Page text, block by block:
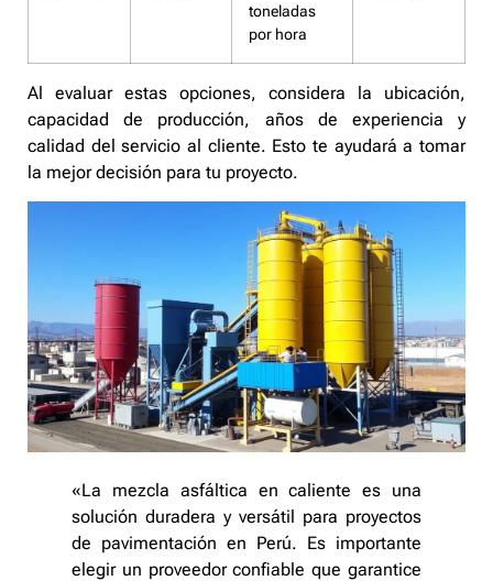
toneladas
por hora
Al evaluar estas opciones, considera la ubicación,
capacidad de producción, años de experiencia y
calidad del servicio al cliente. Esto te ayudará a tomar
la mejor decisión para tu proyecto.
«La mezcla asfáltica en caliente es una
solución duradera y versátil para proyectos
de pavimentación en Perú. Es importante
elegir un proveedor confiable que garantice